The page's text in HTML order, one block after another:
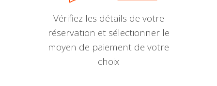
Vérifiez les détails de votre
réservation et sélectionner le
moyen de paiement de votre
choix